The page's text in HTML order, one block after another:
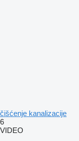
čišćenje kanalizacije
6
VIDEO